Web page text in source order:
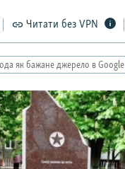
Читати без VPN
як бажане джерело в Google